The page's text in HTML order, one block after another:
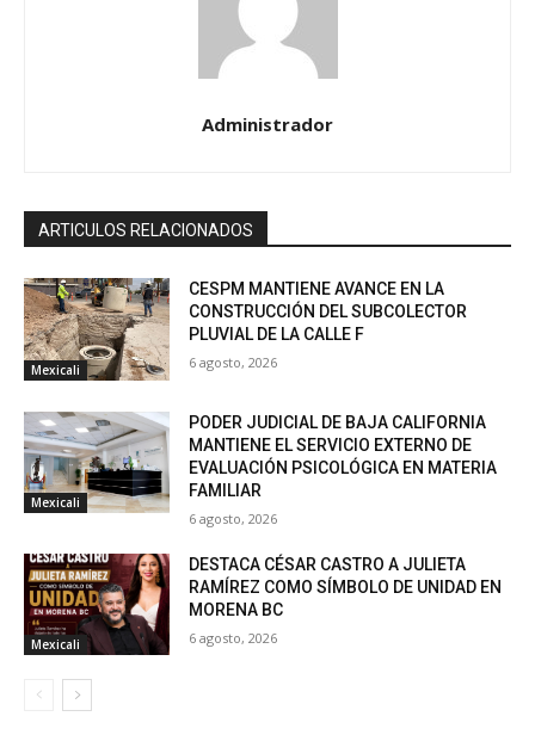
Administrador
ARTICULOS RELACIONADOS
Mexicali
CESPM MANTIENE AVANCE EN LA
CONSTRUCCIÓN DEL SUBCOLECTOR
PLUVIAL DE LA CALLE F
6 agosto, 2026
Mexicali
PODER JUDICIAL DE BAJA CALIFORNIA
MANTIENE EL SERVICIO EXTERNO DE
EVALUACIÓN PSICOLÓGICA EN MATERIA
FAMILIAR
6 agosto, 2026
Mexicali
DESTACA CÉSAR CASTRO A JULIETA
RAMÍREZ COMO SÍMBOLO DE UNIDAD EN
MORENA BC
6 agosto, 2026